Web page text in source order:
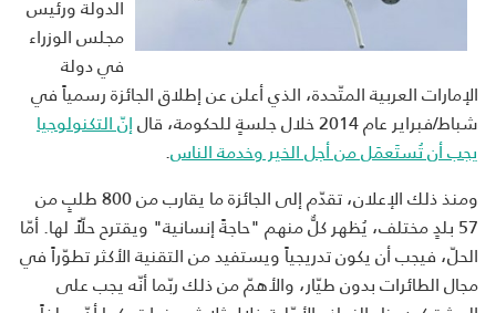
الدولة ورئيس
مجلس الوزراء
في دولة
الإمارات العربية المتّحدة، الذي أعلن عن إطلاق الجائزة رسمياً في
شباط/فبراير عام 2014 خلال جلسةٍ للحكومة، قال
إنّ التكنولوجيا
يجب أن تُستَعمَل من أجل الخير وخدمة الناس.
ومنذ ذلك الإعلان، تقدّم إلى الجائزة ما يقارب من 800 طلبٍ من
57 بلدٍ مختلف، يُظهر كلٌّ منهم "حاجةً إنسانية" ويقترح حلّاً لها. أمّا
الحلّ، فيجب أن يكون تدريجياً ويستفيد من التقنية الأكثر تطوّراً في
مجال الطائرات بدون طيّار، والأهمّ من ذلك ربّما أنّه يجب على